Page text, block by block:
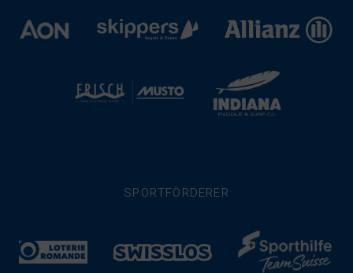
SPORTFÖRDERER